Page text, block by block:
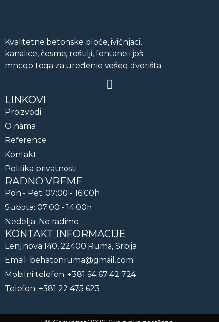
Kvalitetne betonske ploče, ivičnjaci,
kanalice, česme, roštilji, fontane i još
mnogo toga za uređenje vešeg dvorišta.
LINKOVI
Proizvodi
O nama
Reference
Kontakt
Politika privatnosti
RADNO VREME
Pon - Pet: 07:00 - 16:00h
Subota: 07:00 - 14:00h
Nedelja: Ne radimo
KONTAKT INFORMACIJE
Lenjinova 140, 22400 Ruma, Srbija
Email: behatonruma@gmail.com
Mobilni telefon: +381 64 67 42 724
Telefon: +381 22 475 623